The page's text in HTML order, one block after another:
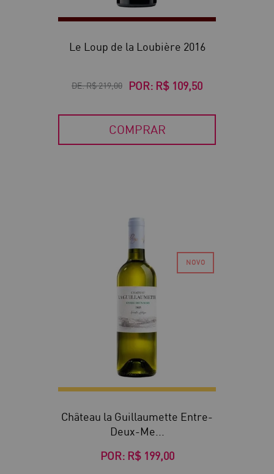
Le Loup de la Loubière 2016
DE:R$ 219,00 POR: R$ 109,50
COMPRAR
Château la Guillaumette Entre-
Deux-Me...
POR: R$ 199,00